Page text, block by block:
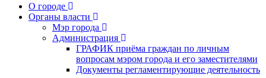
О городе
Органы власти
Мэр города
Администрация
ГРАФИК приёма граждан по личным
вопросам мэром города и его заместителями
Документы регламентирующие деятельность